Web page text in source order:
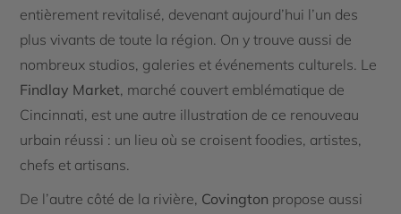
entièrement revitalisé, devenant aujourd’hui l’un des
plus vivants de toute la région. On y trouve aussi de
nombreux studios, galeries et événements culturels. Le
Findlay Market, marché couvert emblématique de
Cincinnati, est une autre illustration de ce renouveau
urbain réussi : un lieu où se croisent foodies, artistes,
chefs et artisans.
De l’autre côté de la rivière, Covington propose aussi